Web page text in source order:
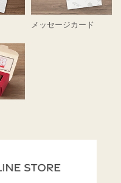
メッセージカード